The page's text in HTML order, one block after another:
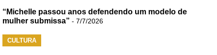
“Michelle passou anos defendendo um modelo de
mulher submissa” - 7/7/2026
CULTURA